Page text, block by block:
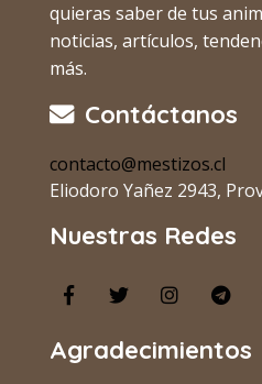
quieras saber de tus
noticias, artículos,
más.
Contáctanos
contacto@mestizos.cl
Eliodoro Yañez 2943,
Nuestras Redes
Agradecimientos